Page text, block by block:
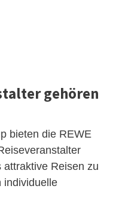
gehören
bieten die REWE
Reisen zu
individuelle